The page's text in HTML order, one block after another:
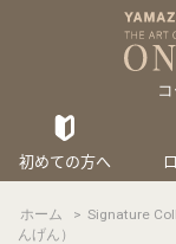
初めての方へ
ホーム > Signature
んげん）